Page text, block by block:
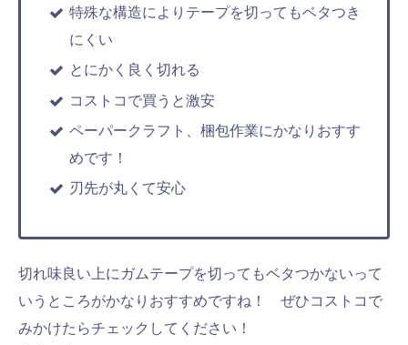
特殊な構造によりテープを切ってもベタつき
にくい
とにかく良く切れる
コストコで買うと激安
ペーパークラフト、梱包作業にかなりおすす
めです！
刃先が丸くて安心
切れ味良い上にガムテープを切ってもベタつかないって
いうところがかなりおすすめですね！ ぜひコストコで
みかけたらチェックしてください！